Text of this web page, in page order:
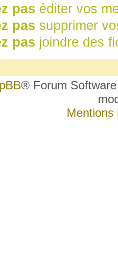
pas éditer vos
pas supprimer
pas joindre des
® Forum
Mentions